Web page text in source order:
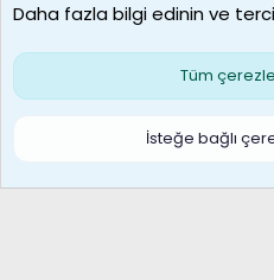
Çerezler
Daha fazla bilgi edinin ve
Tüm
İsteğe bağlı